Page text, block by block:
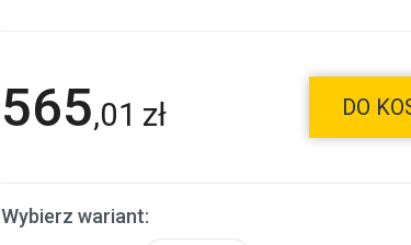
565,01 zł DO
Wybierz wariant: